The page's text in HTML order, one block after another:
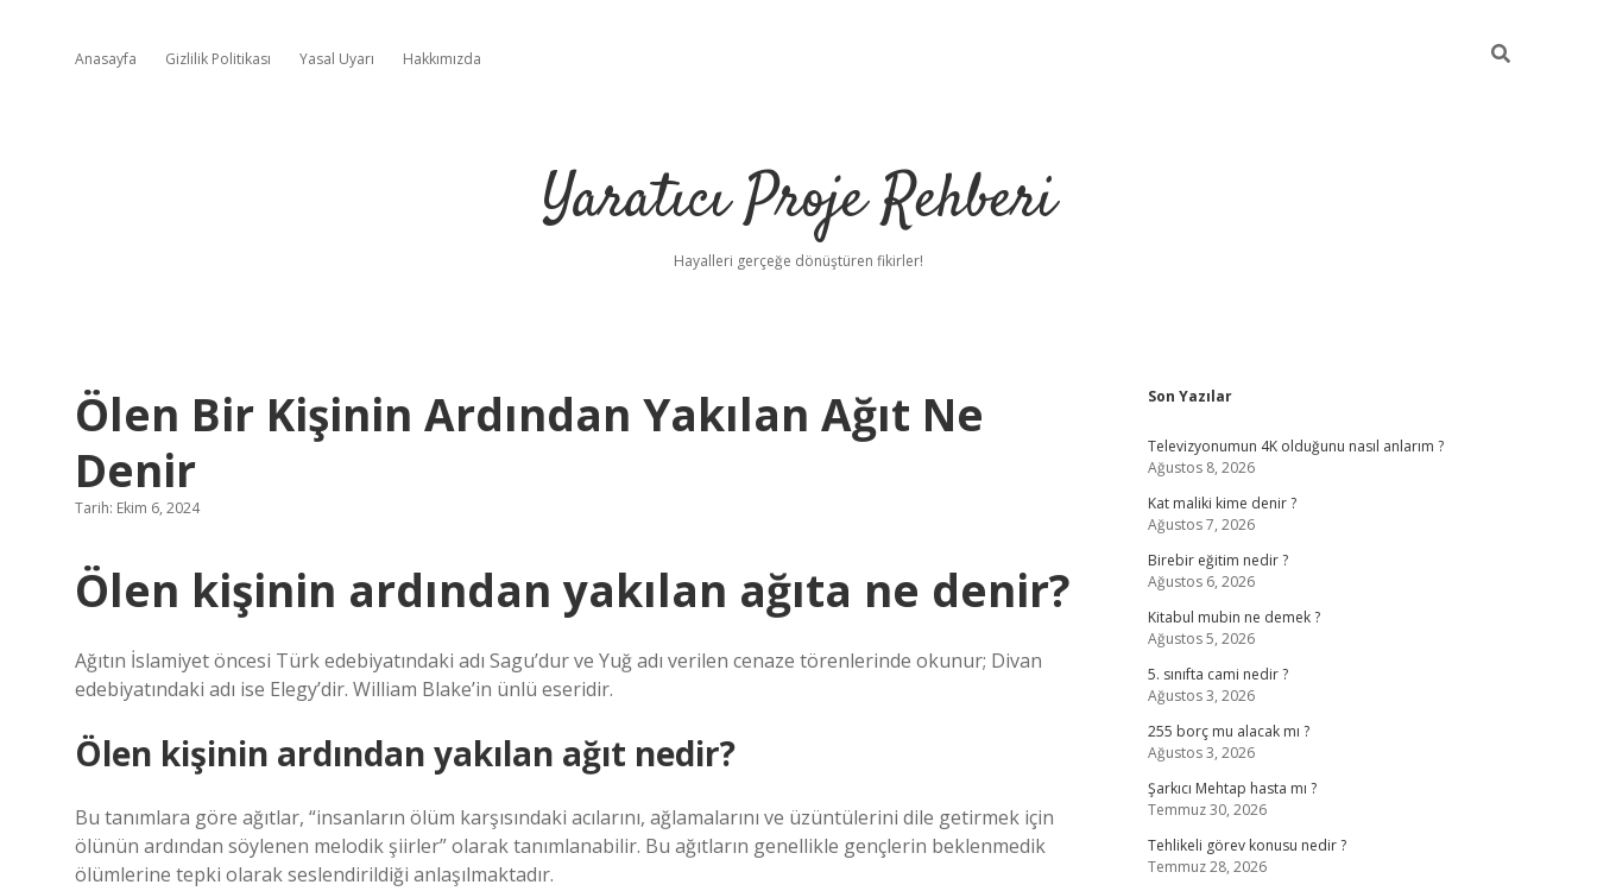
Anasayfa Gizlilik Politikası Yasal Uyarı Hakkımızda
Yaratıcı Proje Rehberi
Hayalleri gerçeğe dönüştüren fikirler!
Ölen Bir Kişinin Ardından Yakılan Ağıt Ne
Denir
Tarih: Ekim 6, 2024
Ölen kişinin ardından yakılan ağıta ne denir?
Ağıtın İslamiyet öncesi Türk edebiyatındaki adı Sagu’dur ve Yuğ adı verilen cenaze törenlerinde okunur; Divan
edebiyatındaki adı ise Elegy’dir. William Blake’in ünlü eseridir.
Ölen kişinin ardından yakılan ağıt nedir?
Bu tanımlara göre ağıtlar, “insanların ölüm karşısındaki acılarını, ağlamalarını ve üzüntülerini dile getirmek için
ölünün ardından söylenen melodik şiirler” olarak tanımlanabilir. Bu ağıtların genellikle gençlerin beklenmedik
ölümlerine tepki olarak seslendirildiği anlaşılmaktadır.
Sidebar
Son Yazılar
Televizyonumun 4K olduğunu nasıl anlarım ?
Ağustos 8, 2026
Kat maliki kime denir ?
Ağustos 7, 2026
Birebir eğitim nedir ?
Ağustos 6, 2026
Kitabul mubin ne demek ?
Ağustos 5, 2026
5. sınıfta cami nedir ?
Ağustos 3, 2026
255 borç mu alacak mı ?
Ağustos 3, 2026
Şarkıcı Mehtap hasta mı ?
Temmuz 30, 2026
Tehlikeli görev konusu nedir ?
Temmuz 28, 2026
https://betci.co/vd casino giriş